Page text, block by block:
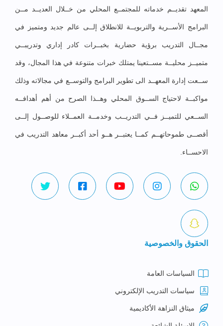
المعهد تقديــم خدماته للمجتمــع المحلي من خــلال العديــد مــن
البرامج الأســرية والتربويــة للانطلاق إلــى عالم جديد ومتميز في
مجــال التدريب برؤية حضارية بخبــرات كادر إداري وتدريبــي
متميــز محليــة مســتعينا يمتلك خبرات متنوعة في هذا المجال، وقد
ســعت إدارة المعهــد الى تطوير البرامج والتوســع في مجالاته وذلك
مواكبــة لاحتياج الســوق المحلي وهــذا الصرح من أهم أهدافــه
الســعي للتميــز فــي التدريــب وخدمــة العمــلاء للوصــول إلــى
أقصــى طموحاتهــم كمــا يعتبــر هــو أحد أكبــر معاهد التدريب في
الاحســاء.
الحقوق والخصوصية
السياسات العامة
سياسات التدريب الإلكتروني
ميثاق النزاهة الأكاديمية